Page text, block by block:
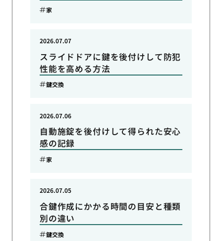
家
スライドドアに鍵を後付けして防犯
性能を高める方法
2026.07.07
鍵交換
自動施錠を後付けして得られた安心
感の記録
2026.07.06
家
合鍵作成にかかる時間の目安と種類
別の違い
2026.07.05
鍵交換